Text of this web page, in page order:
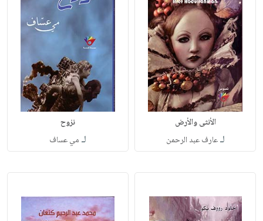
الأنثى والأرض
لـعارف عبد الرحمن
نزوح
لـ مي عساف